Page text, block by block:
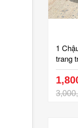
1
trang
đến 2
trang